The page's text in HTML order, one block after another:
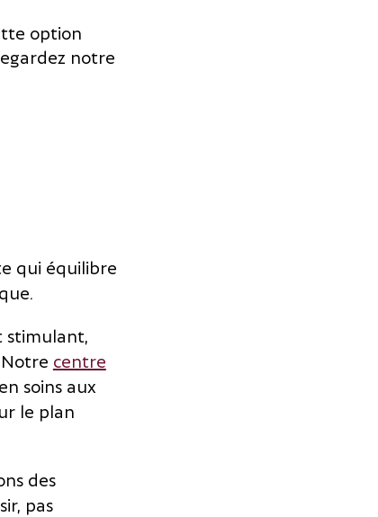
option
notre
qui équilibre
stimulant,
centre
soins aux
le plan
des
pas